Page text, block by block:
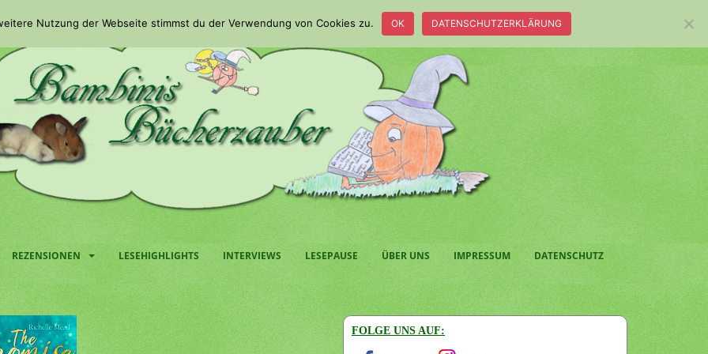
REZENSIONEN LESEHIGHLIGHTS INTERVIEWS LESEPAUSE ÜBER UNS IMPRESSUM DATENSCHUTZ
FOLGE UNS AUF:
Nutzung der Webseite stimmst du der Verwendung von Cookies zu. OK DATENSCHUTZERKLÄRUNG